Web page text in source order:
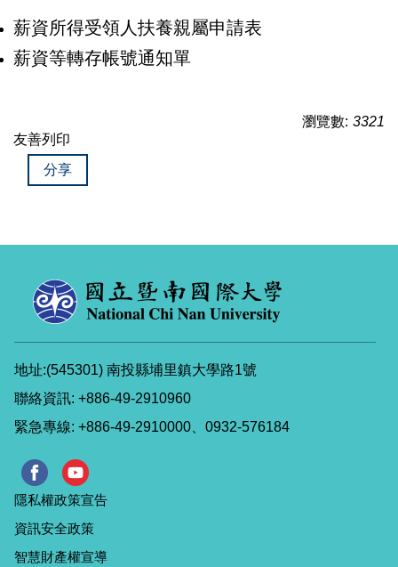
薪資所得受領人扶養親屬申請表
薪資等轉存帳號通知單
瀏覽數: 3321
友善列印
分享
地址:(545301) 南投縣埔里鎮大學路1號
聯絡資訊: +886-49-2910960
緊急專線: +886-49-2910000、0932-576184
隱私權政策宣告
資訊安全政策
智慧財產權宣導